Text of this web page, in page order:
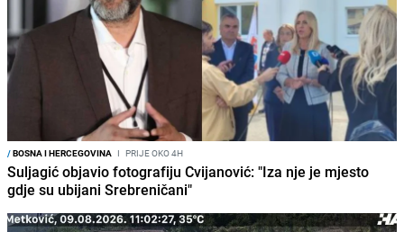
/BOSNA I HERCEGOVINA I PRIJE OKO 4H
Suljagić objavio fotografiju Cvijanović: "Iza nje je mjesto
gdje su ubijani Srebreničani"